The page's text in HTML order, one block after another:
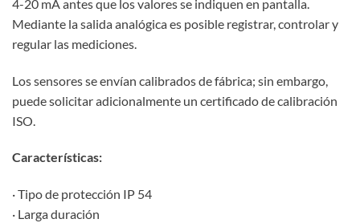
4-20 mA antes que los valores se indiquen en pantalla.
Mediante la salida analógica es posible registrar, controlar y
regular las mediciones.
Los sensores se envían calibrados de fábrica; sin embargo,
puede solicitar adicionalmente un certificado de calibración
ISO.
Características:
· Tipo de protección IP 54
· Larga duración